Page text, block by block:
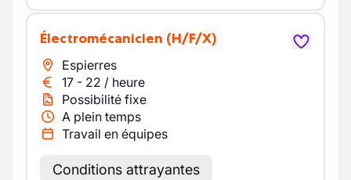
Électromécanicien (H/F/X)
Espierres
17 - 22 / heure
Possibilité fixe
A plein temps
Travail en équipes
Conditions attrayantes